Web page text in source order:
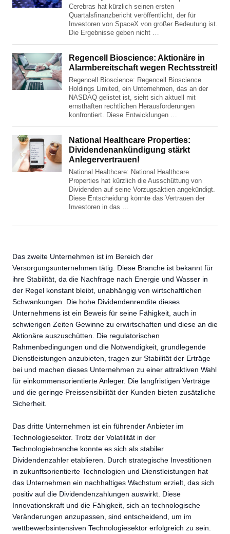
Cerebras hat kürzlich seinen ersten
Quartalsfinanzbericht veröffentlicht, der für
Investoren von SpaceX von großer Bedeutung ist.
Die Ergebnisse geben nicht …
Regencell Bioscience: Aktionäre in
Alarmbereitschaft wegen Rechtsstreit!
Regencell Bioscience: Regencell Bioscience
Holdings Limited, ein Unternehmen, das an der
NASDAQ gelistet ist, sieht sich aktuell mit
ernsthaften rechtlichen Herausforderungen
konfrontiert. Diese Entwicklungen …
National Healthcare Properties:
Dividendenankündigung stärkt
Anlegervertrauen!
National Healthcare: National Healthcare
Properties hat kürzlich die Ausschüttung von
Dividenden auf seine Vorzugsaktien angekündigt.
Diese Entscheidung könnte das Vertrauen der
Investoren in das …
Das zweite Unternehmen ist im Bereich der
Versorgungsunternehmen tätig. Diese Branche ist bekannt für
ihre Stabilität, da die Nachfrage nach Energie und Wasser in
der Regel konstant bleibt, unabhängig von wirtschaftlichen
Schwankungen. Die hohe Dividendenrendite dieses
Unternehmens ist ein Beweis für seine Fähigkeit, auch in
schwierigen Zeiten Gewinne zu erwirtschaften und diese an die
Aktionäre auszuschütten. Die regulatorischen
Rahmenbedingungen und die Notwendigkeit, grundlegende
Dienstleistungen anzubieten, tragen zur Stabilität der Erträge
bei und machen dieses Unternehmen zu einer attraktiven Wahl
für einkommensorientierte Anleger. Die langfristigen Verträge
und die geringe Preissensibilität der Kunden bieten zusätzliche
Sicherheit.
Das dritte Unternehmen ist ein führender Anbieter im
Technologiesektor. Trotz der Volatilität in der
Technologiebranche konnte es sich als stabiler
Dividendenzahler etablieren. Durch strategische Investitionen
in zukunftsorientierte Technologien und Dienstleistungen hat
das Unternehmen ein nachhaltiges Wachstum erzielt, das sich
positiv auf die Dividendenzahlungen auswirkt. Diese
Innovationskraft und die Fähigkeit, sich an technologische
Veränderungen anzupassen, sind entscheidend, um im
wettbewerbsintensiven Technologiesektor erfolgreich zu sein.